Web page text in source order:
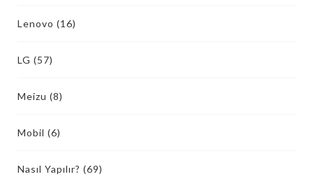
Lenovo (16)
LG (57)
Meizu (8)
Mobil (6)
Nasıl Yapılır? (69)